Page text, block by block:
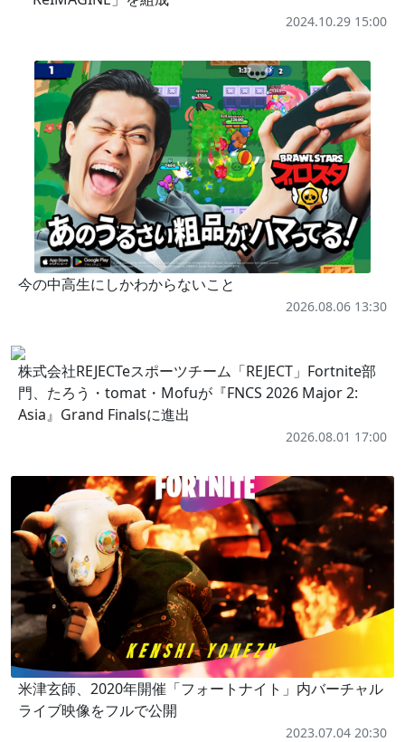
2024.10.29 15:00
今の中高生にしかわからないこと
2026.08.06 13:30
株式会社REJECTeスポーツチーム「REJECT」Fortnite部
門、たろう・tomat・Mofuが『FNCS 2026 Major 2:
Asia』Grand Finalsに進出
2026.08.01 17:00
米津玄師、2020年開催「フォートナイト」内バーチャル
ライブ映像をフルで公開
2023.07.04 20:30